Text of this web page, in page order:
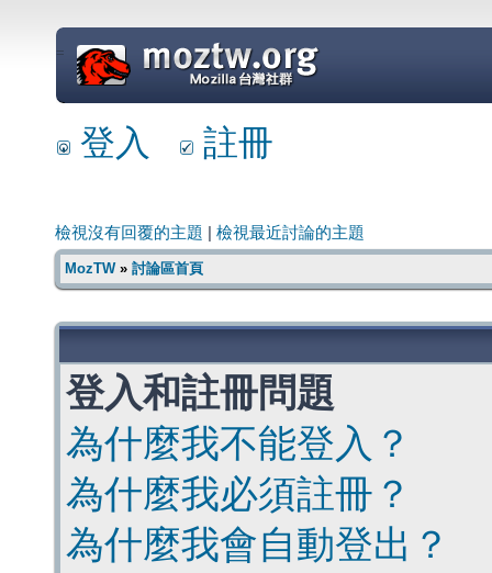
=
登入 註冊
檢視沒有回覆的主題 檢視最近討論的主題
MozTW» 討論區首頁
登入和註冊問題
為什麼我不能登入？
為什麼我必須註冊？
為什麼我會自動登出？